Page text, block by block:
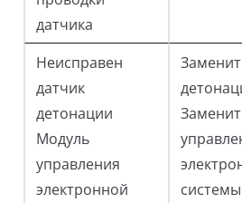
датчика
Неисправен
датчик
детонации
Модуль
управления
электронной
системы